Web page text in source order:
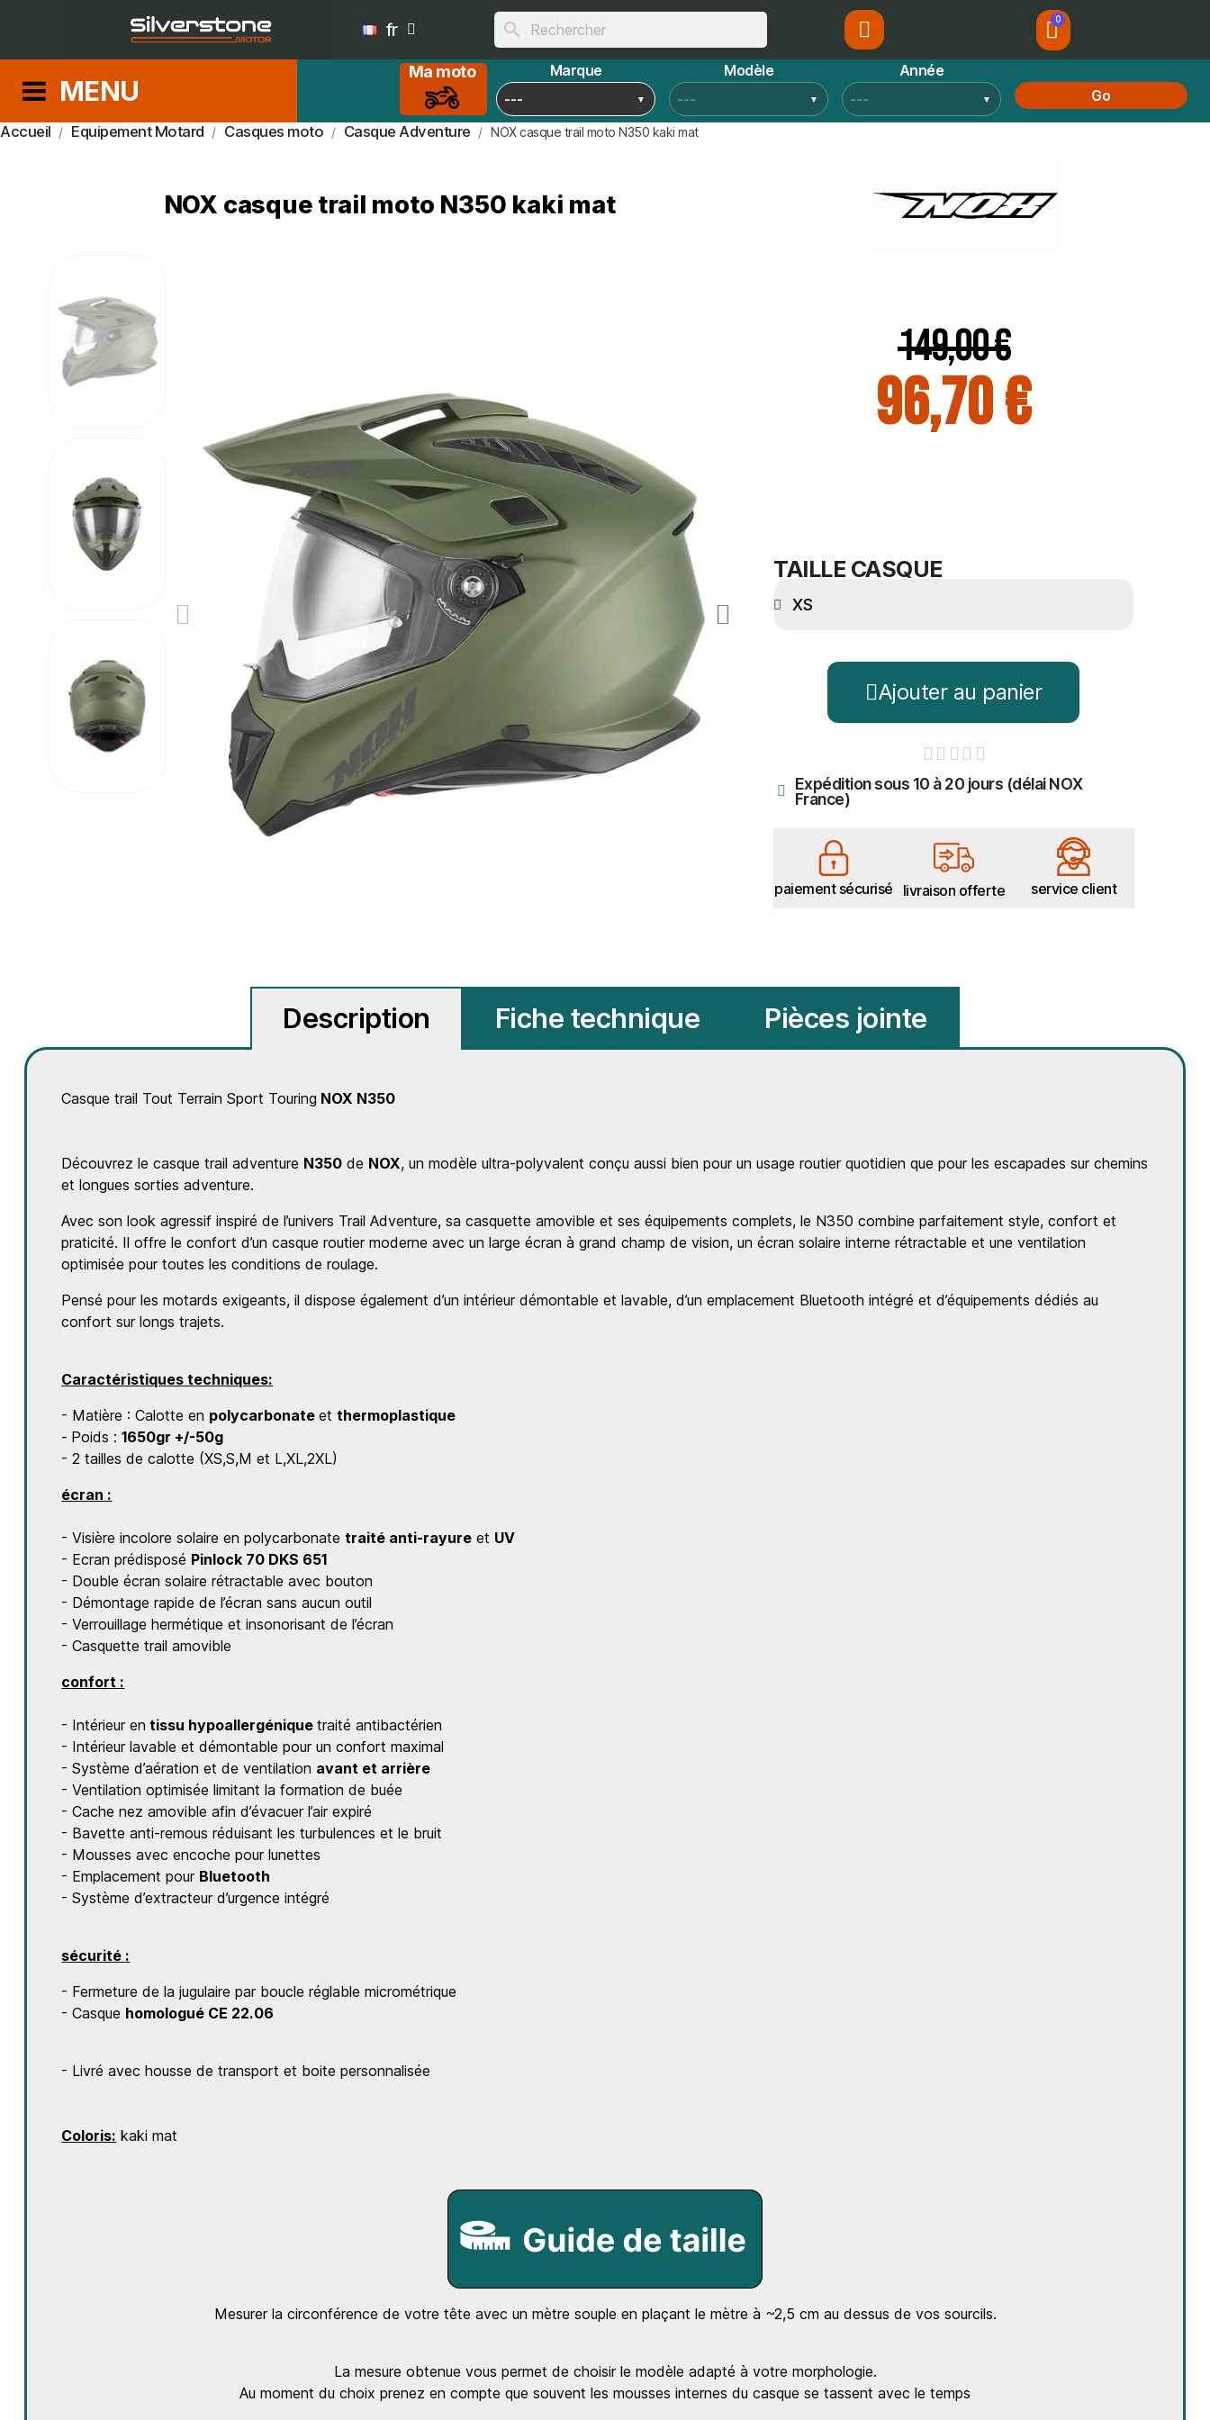
fr search
MENU
Ma moto Marque Modèle
Année
Go
Accueil Equipement Motard Casques moto Casque Adventure NOX casque trail moto N350 kaki mat
NOX casque trail moto N350 kaki mat
149,00 €
96,70 €
TAILLE CASQUE
Ajouter au panier
    
Expédition sous 10 à 20 jours (délai NOX
France)
paiement sécurisé livraison offerte service client
Description Fiche technique Pièces jointe
Casque trail Tout Terrain Sport Touring NOX N350
Découvrez le casque trail adventure N350 de NOX, un modèle ultra-polyvalent conçu aussi bien pour un usage routier quotidien que pour les escapades sur chemins
et longues sorties adventure.
Avec son look agressif inspiré de l’univers Trail Adventure, sa casquette amovible et ses équipements complets, le N350 combine parfaitement style, confort et
praticité. Il offre le confort d’un casque routier moderne avec un large écran à grand champ de vision, un écran solaire interne rétractable et une ventilation
optimisée pour toutes les conditions de roulage.
Pensé pour les motards exigeants, il dispose également d’un intérieur démontable et lavable, d’un emplacement Bluetooth intégré et d’équipements dédiés au
confort sur longs trajets.
Caractéristiques techniques:
- Matière : Calotte en polycarbonateetthermoplastique
- Poids :1650gr +/-50g
- 2 tailles de calotte (XS,S,M et L,XL,2XL)
écran :
- Visière incolore solaire en polycarbonatetraité anti-rayure et UV
- Ecran prédisposé Pinlock 70 DKS 651
- Double écran solaire rétractable avec bouton
- Démontage rapide de l’écran sans aucun outil
- Verrouillage hermétique et insonorisant de l’écran
- Casquette trail amovible
confort :
- Intérieur en tissu hypoallergéniquetraité antibactérien
- Intérieur lavable et démontable pour un confort maximal
- Système d’aération et de ventilation avant et arrière
- Ventilation optimisée limitant la formation de buée
- Cache nez amovible afin d’évacuer l’air expiré
- Bavette anti-remous réduisant les turbulences et le bruit
- Mousses avec encoche pour lunettes
- Emplacement pour Bluetooth
- Système d’extracteur d’urgence intégré
sécurité :
- Fermeture de la jugulaire par boucle réglable micrométrique
- Casque homologué CE 22.06
- Livré avec housse de transport et boite personnalisée
Coloris: kaki mat
Mesurer la circonférence de votre tête avec un mètre souple en plaçant le mètre à ~2,5 cm au dessus de vos sourcils.
La mesure obtenue vous permet de choisir le modèle adapté à votre morphologie.
Au moment du choix prenez en compte que souvent les mousses internes du casque se tassent avec le temps